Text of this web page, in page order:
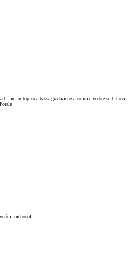
fare un topico a bassa gradazione alcolica e vedere se ti trovi
il trichosol